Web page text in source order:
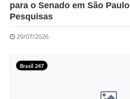
para o Senado em São
Pesquisas
29/07/2026
Brasil 247